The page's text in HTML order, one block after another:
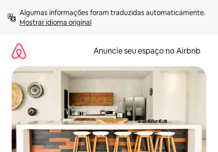
para
Mostrar idioma original
Anuncie seu espaço no Airbnb